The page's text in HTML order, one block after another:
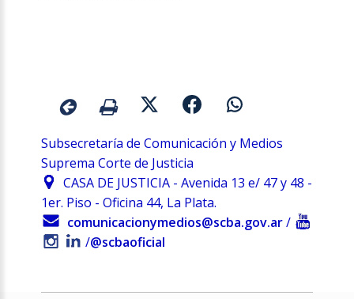
Subsecretaría de Comunicación y Medios
Suprema Corte de Justicia
CASA DE JUSTICIA - Avenida 13 e/ 47 y 48 -
1er. Piso - Oficina 44, La Plata.
comunicacionymedios@scba.gov.ar /
/@scbaoficial